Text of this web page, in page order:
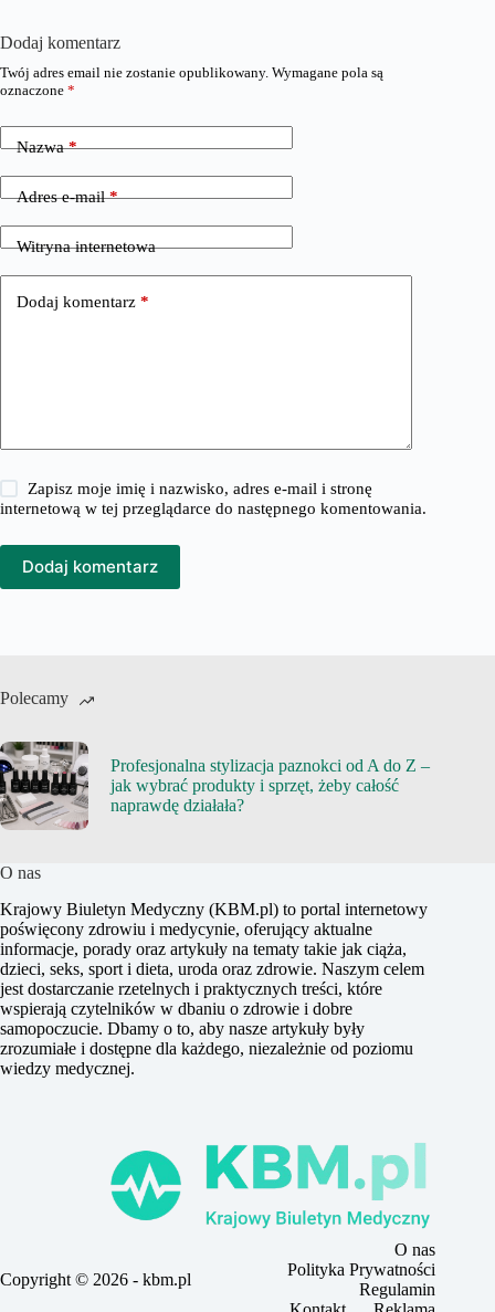
Dodaj komentarz
Twój adres email nie zostanie opublikowany. Wymagane pola są
oznaczone *
Nazwa*
Adres e-mail*
Witryna internetowa
Dodaj komentarz *
Zapisz moje imię i nazwisko, adres e-mail i stronę
internetową w tej przeglądarce do następnego komentowania.
Dodaj komentarz
Polecamy
Profesjonalna stylizacja paznokci od A do Z –
jak wybrać produkty i sprzęt, żeby całość
naprawdę działała?
O nas
Krajowy Biuletyn Medyczny (KBM.pl) to portal internetowy
poświęcony zdrowiu i medycynie, oferujący aktualne
informacje, porady oraz artykuły na tematy takie jak ciąża,
dzieci, seks, sport i dieta, uroda oraz zdrowie. Naszym celem
jest dostarczanie rzetelnych i praktycznych treści, które
wspierają czytelników w dbaniu o zdrowie i dobre
samopoczucie. Dbamy o to, aby nasze artykuły były
zrozumiałe i dostępne dla każdego, niezależnie od poziomu
wiedzy medycznej.
Copyright © 2026 - kbm.pl
O nas
Polityka Prywatności
Regulamin